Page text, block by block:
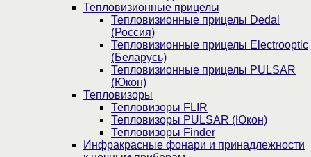
Тепловизионные прицелы
Тепловизионные прицелы Dedal
(Россия)
Тепловизионные прицелы Electrooptic
(Беларусь)
Тепловизионные прицелы PULSAR
(Юкон)
Тепловизоры
Тепловизоры FLIR
Тепловизоры PULSAR (Юкон)
Тепловизоры Finder
Инфракрасные фонари и принадлежности